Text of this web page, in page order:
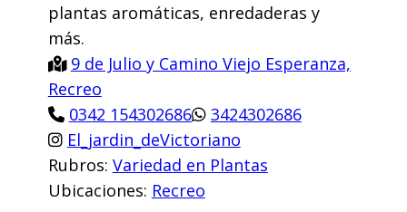
plantas aromáticas, enredaderas y
más.
9 de Julio y Camino Viejo Esperanza,
Recreo
0342 154302686
3424302686
El_jardin_deVictoriano
Rubros: Variedad en Plantas
Ubicaciones: Recreo